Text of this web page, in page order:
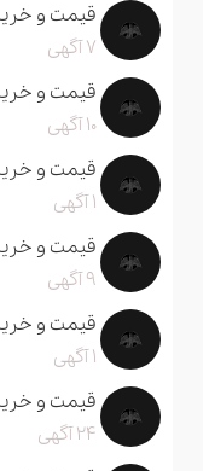
قیمت و
7 آگهی
قیمت و
10 آگهی
قیمت و
1 آگهی
قیمت و
9 آگهی
قیمت و
1 آگهی
قیمت و
24 آگهی